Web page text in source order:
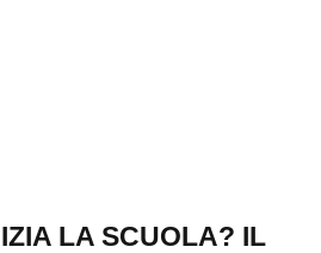
LA SCUOLA? IL